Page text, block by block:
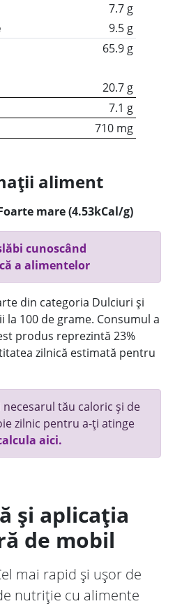
7.7 g
9.5 g
65.9 g
20.7 g
7.1 g
710 mg
aliment
mare (4.53kCal/g)
cunoscând
a alimentelor
din categoria Dulciuri și
la 100 de grame. Consumul a
produs reprezintă 23%
zilnică estimată pentru
necesarul tău caloric și de
zilnic pentru a-ți atinge
aici.
și aplicația
de mobil
mai rapid și ușor de
nutriție cu alimente